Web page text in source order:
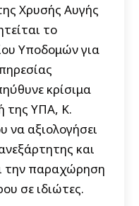
Χρυσής Αυγής
το
Υποδομών για
κρίσιμα
της ΥΠΑ, Κ.
να αξιολογήσει
και
την παραχώρηση
σε ιδιώτες.